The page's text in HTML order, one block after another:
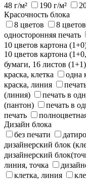
48 г/м²
190 г/м²
Красочность блока
8 цветов
8
односторонняя печать
10 цветов картона
10 цветов картона
бумаги, 16 листов (1+1)
краска, клетка
одна
краска, линия
(линия)
печать в
(пантон)
печать в
печать
Дизайн блока
без печати
дизайнерский блок
дизайнерский
линия, точка
клетка, линия